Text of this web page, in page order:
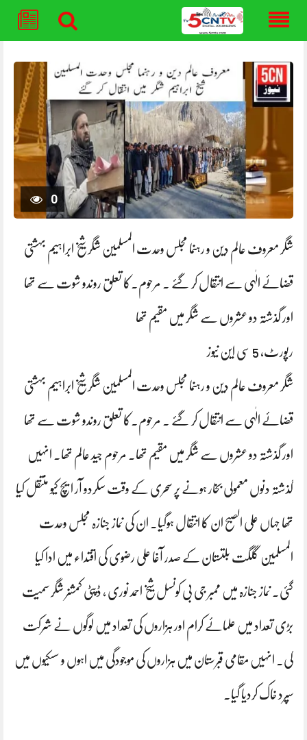
content
0
شگر معروف عالم دین و رہنما مجلس وحدت المسلمین شگر شیخ ابراہیم بہشتی
قضائے الٰہی سے انتقال کر گئے ۔ مرحوم۔کا تعلق روندو شوت سے تھا
اور گذشتہ دو عشروں سے شگر میں مقیم تھا
رپورٹ، 5 سی این نیوز
شگر معروف عالم دین و رہنما مجلس وحدت المسلمین شگر شیخ ابراہیم بہشتی
قضائے الٰہی سے انتقال کر گئے ۔ مرحوم۔کا تعلق روندو شوت سے تھا
اور گذشتہ دو عشروں سے شگر میں مقیم تھا۔ مرحوم جید عالم تھا۔ انہیں
گذشتہ دنوں معمولی بخار ہونے پر سحری کے وقت سکردو آر ایچ کیو منتقل کیا
تھا جہاں علی الصبح ان کا انتقال ہوگیا۔ ان کی نماز جنازہ مجلس وحدت
المسلمین گلگت بلتستان کے صدر آغا علی رضوی کی اقتداء میں ادا کیا
گئی۔ نماز جنازہ میں ممبر جی بی کونسل شیخ احمد نوری ، ڈپٹی کمشنر شگر سمیت
بڑی تعداد میں علمائے کرام اور ہزاروں کی تعداد میں لوگوں نے شرکت
کی۔ انہیں مقامی قبرستان میں ہزاروں کی موجودگی میں اہوں و سسکیوں میں
سپرد خاک کردیا گیا۔